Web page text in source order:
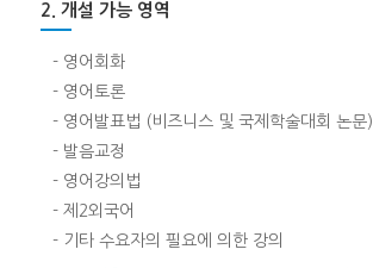
2. 개설 가능 영역
- 영어회화
- 영어토론
- 영어발표법 (비즈니스 및 국제학술대회 논문)
- 발음교정
- 영어강의법
- 제2외국어
- 기타 수요자의 필요에 의한 강의